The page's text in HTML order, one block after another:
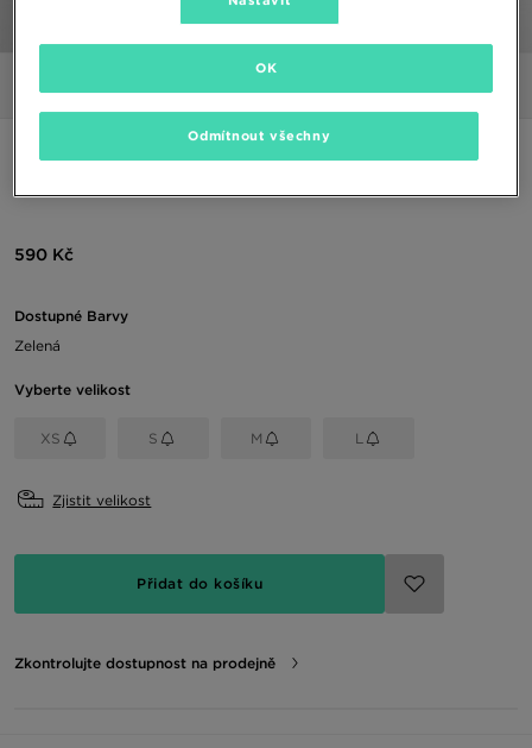
590 Kč
Dostupné Barvy
Zelená
Vyberte velikost
XS S M L
Zjistit velikost
Přidat do košíku
Zkontrolujte dostupnost na prodejně
Odmítnout všechny
OK